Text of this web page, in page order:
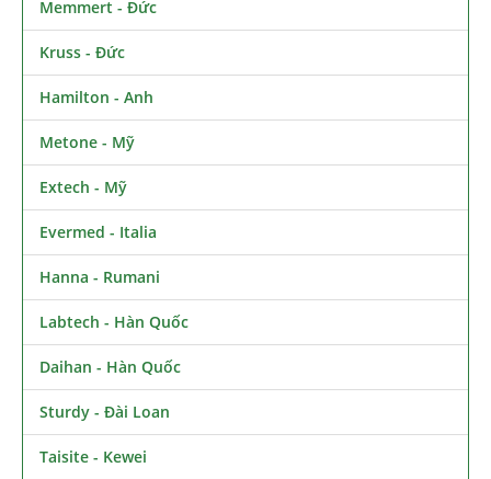
Memmert - Đức
Kruss - Đức
Hamilton - Anh
Metone - Mỹ
Extech - Mỹ
Evermed - Italia
Hanna - Rumani
Labtech - Hàn Quốc
Daihan - Hàn Quốc
Sturdy - Đài Loan
Taisite - Kewei